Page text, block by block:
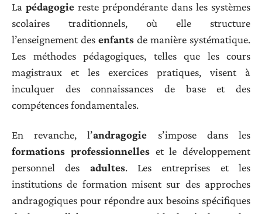
La pédagogie reste prépondérante dans les systèmes
scolaires traditionnels, où elle structure
l’enseignement des enfants de manière systématique.
Les méthodes pédagogiques, telles que les cours
magistraux et les exercices pratiques, visent à
inculquer des connaissances de base et des
compétences fondamentales.
En revanche, l’andragogie s’impose dans les
formations professionnelleset le développement
personnel des adultes. Les entreprises et les
institutions de formation misent sur des approches
andragogiques pour répondre aux besoins spécifiques